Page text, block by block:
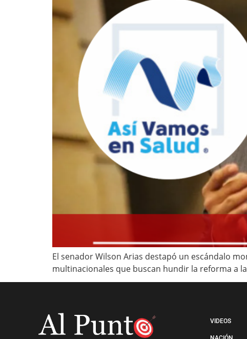
El senador Wilson Arias destapó un escándalo
multinacionales que buscan hundir la reforma a
VIDEOS